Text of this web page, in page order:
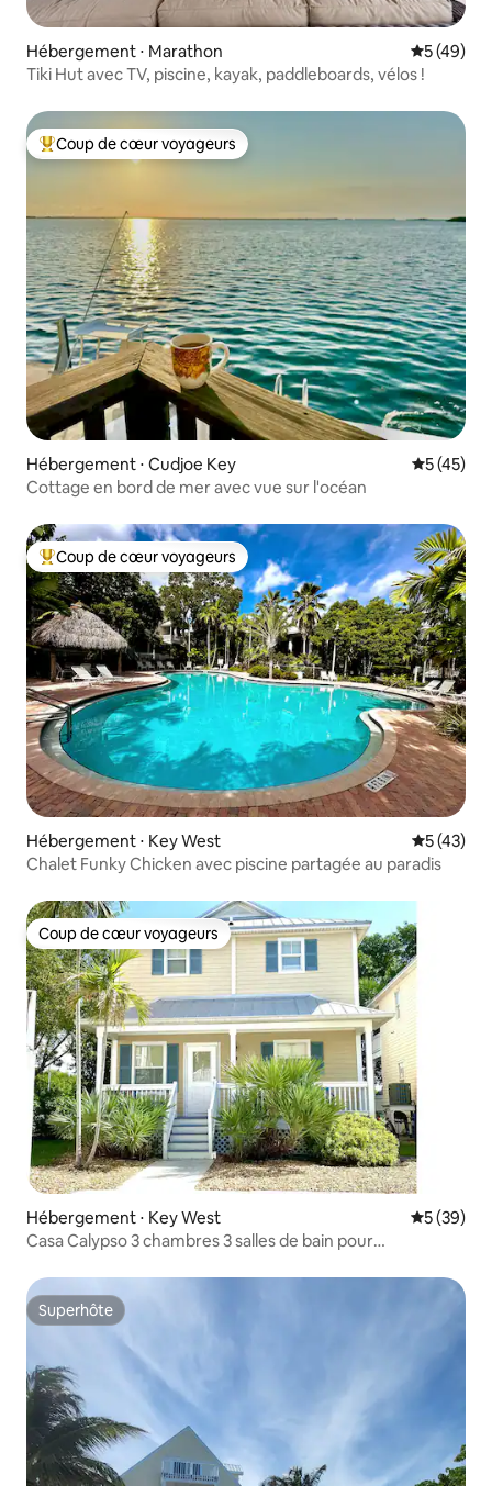
Hébergement ⋅ Marathon
5 (49)
Tiki Hut avec TV, piscine, kayak, paddleboards, vélos !
Coups de cœur voyageurs les plus appréciés
Coup de cœur voyageurs
Hébergement ⋅ Cudjoe Key
5 (45)
Cottage en bord de mer avec vue sur l'océan
Coups de cœur voyageurs les plus appréciés
Coup de cœur voyageurs
Hébergement ⋅ Key West
5 (43)
Chalet Funky Chicken avec piscine partagée au paradis
Coup de cœur voyageurs
Coup de cœur voyageurs
Hébergement ⋅ Key West
5 (39)
Casa Calypso 3 chambres 3 salles de bain pour
Superhôte
Superhôte